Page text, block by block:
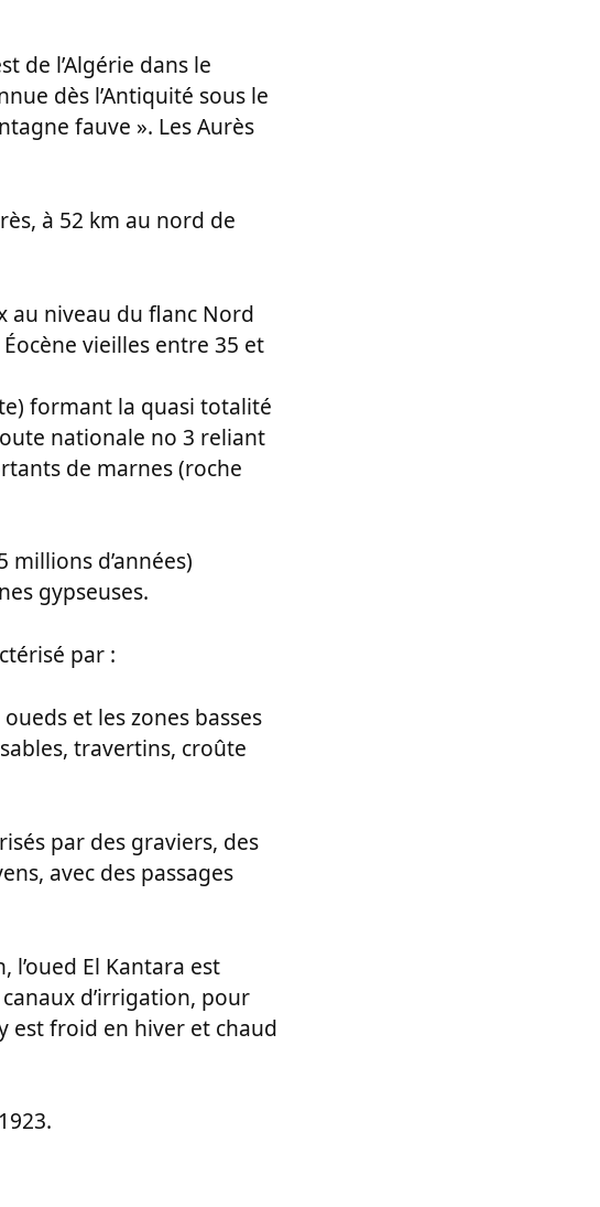
de l’Algérie dans le
dès l’Antiquité sous le
fauve ». Les Aurès
à 52 km au nord de
au niveau du flanc Nord
vieilles entre 35 et
formant la quasi totalité
nationale no 3 reliant
de marnes (roche
millions d’années)
gypseuses.
par :
et les zones basses
travertins, croûte
par des graviers, des
avec des passages
El Kantara est
d’irrigation, pour
est froid en hiver et chaud